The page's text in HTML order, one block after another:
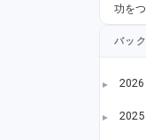
功を
バッ
► 2026
► 2025